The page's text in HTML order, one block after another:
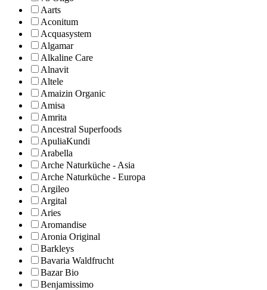
Aarts
Aconitum
Acquasystem
Algamar
Alkaline Care
Alnavit
Altele
Amaizin Organic
Amisa
Amrita
Ancestral Superfoods
ApuliaKundi
Arabella
Arche Naturküche - Asia
Arche Naturküche - Europa
Argileo
Argital
Aries
Aromandise
Aronia Original
Barkleys
Bavaria Waldfrucht
Bazar Bio
Benjamissimo